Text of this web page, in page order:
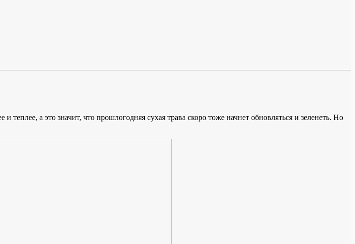
а это значит, что прошлогодняя сухая трава скоро тоже начнет обновляться и зеленеть. Но